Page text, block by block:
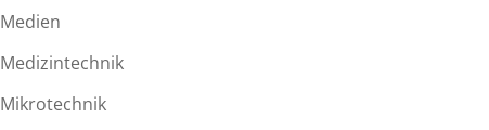
Medien
Medizintechnik
Mikrotechnik